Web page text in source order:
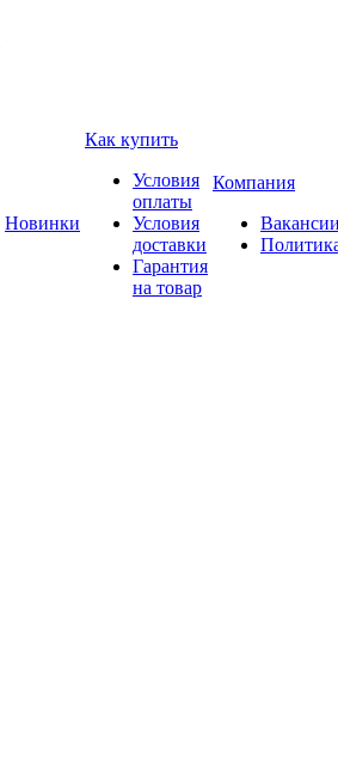
Новинки
Как купить
Условия
оплаты
Условия
доставки
Гарантия
на товар
Компания